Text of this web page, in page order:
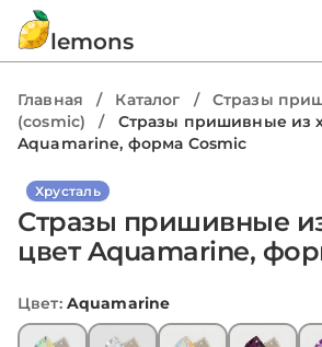
lemons
Главная / Каталог / Стразы
(cosmic)
/
Стразы пришивные из
Aquamarine, форма Cosmic
Хрусталь
Стразы пришивные
цвет Aquamarine,
Цвет: Aquamarine